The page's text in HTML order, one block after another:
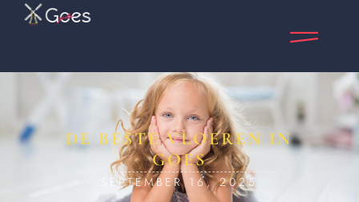
DE BESTE VLOEREN IN
GOES
SEPTEMBER 16, 2025